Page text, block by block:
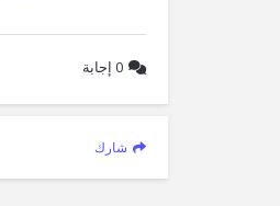
0 إجابة
شارك